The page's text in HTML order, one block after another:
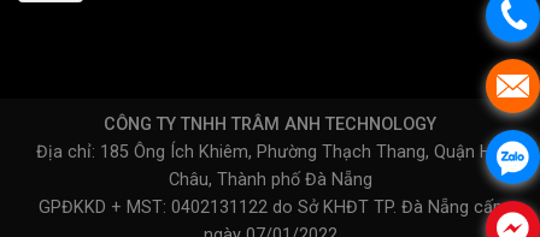
CÔNG TY TNHH TRÂM ANH TECHNOLOGY
Địa chỉ: 185 Ông Ích Khiêm, Phường Thạch Thang, Quận Hải
Châu, Thành phố Đà Nẵng
GPĐKKD + MST: 0402131122 do Sở KHĐT TP. Đà Nẵng cấp